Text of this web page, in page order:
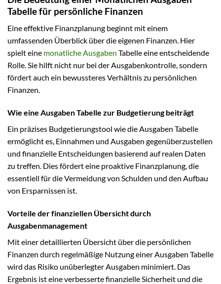
Tabelle für persönliche Finanzen
Eine effektive Finanzplanung beginnt mit einem
umfassenden Überblick über die eigenen Finanzen. Hier
spielt eine monatliche Ausgaben Tabelle eine entscheidende
Rolle. Sie hilft nicht nur bei der Ausgabenkontrolle, sondern
fördert auch ein bewussteres Verhältnis zu persönlichen
Finanzen.
Wie eine Ausgaben Tabelle zur Budgetierung beiträgt
Ein präzises Budgetierungstool wie die Ausgaben Tabelle
ermöglicht es, Einnahmen und Ausgaben gegenüberzustellen
und finanzielle Entscheidungen basierend auf realen Daten
zu treffen. Dies fördert eine proaktive Finanzplanung, die
essentiell für die Vermeidung von Schulden und den Aufbau
von Ersparnissen ist.
Vorteile der finanziellen Übersicht durch
Ausgabenmanagement
Mit einer detaillierten Übersicht über die persönlichen
Finanzen durch regelmäßige Nutzung einer Ausgaben Tabelle
wird das Risiko unüberlegter Ausgaben minimiert. Das
Ergebnis ist eine verbesserte finanzielle Sicherheit und die